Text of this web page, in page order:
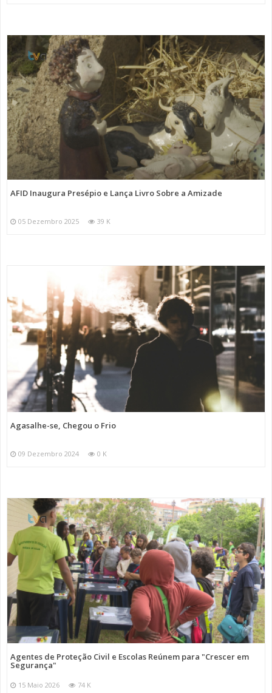
AFID Inaugura Presépio e Lança Livro Sobre a Amizade
05 Dezembro 2025 39 K
Agasalhe-se, Chegou o Frio
09 Dezembro 2024 0 K
Agentes de Proteção Civil e Escolas Reúnem para "Crescer em
Segurança"
15 Maio 2026 74 K